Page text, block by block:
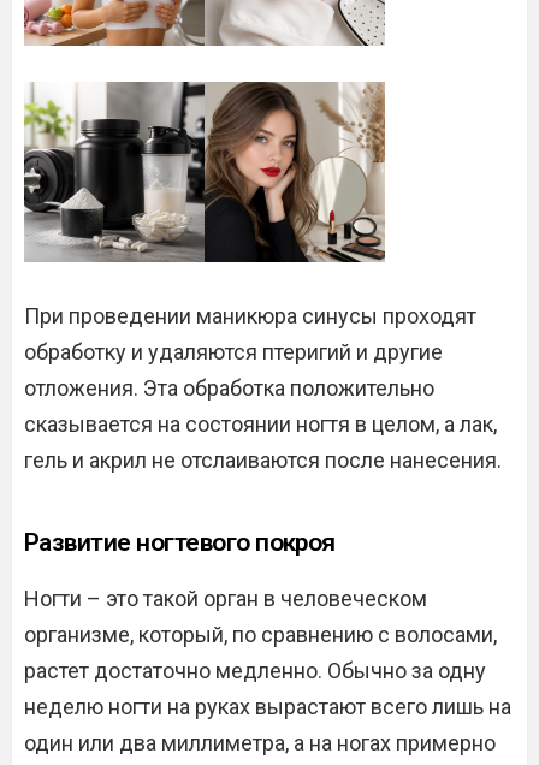
При проведении маникюра синусы проходят
обработку и удаляются птеригий и другие
отложения. Эта обработка положительно
сказывается на состоянии ногтя в целом, а лак,
гель и акрил не отслаиваются после нанесения.
Развитие ногтевого покроя
Ногти – это такой орган в человеческом
организме, который, по сравнению с волосами,
растет достаточно медленно. Обычно за одну
неделю ногти на руках вырастают всего лишь на
один или два миллиметра, а на ногах примерно